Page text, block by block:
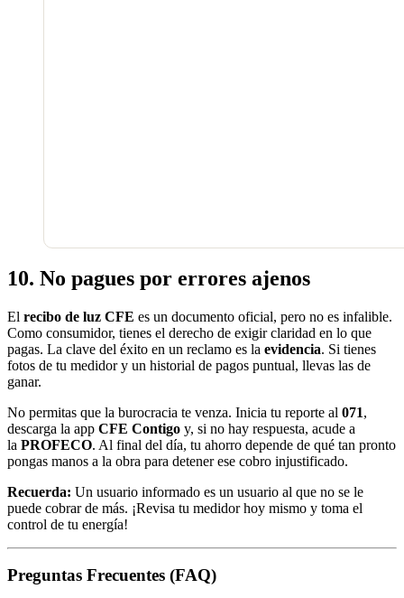
10. No pagues por errores ajenos
El recibo de luz CFE es un documento oficial, pero no es infalible.
Como consumidor, tienes el derecho de exigir claridad en lo que
pagas. La clave del éxito en un reclamo es la evidencia. Si tienes
fotos de tu medidor y un historial de pagos puntual, llevas las de
ganar.
No permitas que la burocracia te venza. Inicia tu reporte al 071,
descarga la app CFE Contigo y, si no hay respuesta, acude a
la PROFECO. Al final del día, tu ahorro depende de qué tan pronto
pongas manos a la obra para detener ese cobro injustificado.
Recuerda: Un usuario informado es un usuario al que no se le
puede cobrar de más. ¡Revisa tu medidor hoy mismo y toma el
control de tu energía!
Preguntas Frecuentes (FAQ)